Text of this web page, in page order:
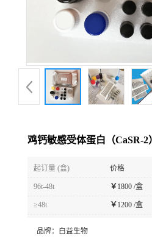
鸡钙敏感受体蛋白（CaSR-2
起订量 (盒) 价格
96t-48t ￥ 1800 /盒
≥48t ￥ 1200 /盒
品牌：
白益生物